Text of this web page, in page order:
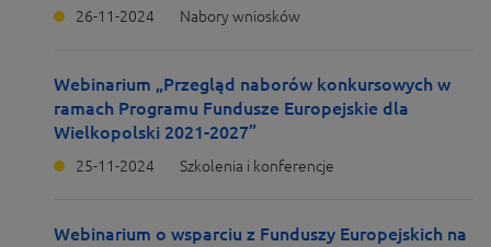
26-11-2024 Nabory wniosków
Webinarium „Przegląd naborów konkursowych w
ramach Programu Fundusze Europejskie dla
Wielkopolski 2021-2027”
25-11-2024 Szkolenia i konferencje
Webinarium o wsparciu z Funduszy Europejskich na